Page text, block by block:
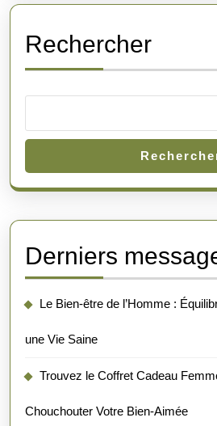
Rechercher
Derniers
Le Bien-être de l’Homme :
une Vie Saine
Trouvez le Coffret Cadeau
Chouchouter Votre Bien-Aimée